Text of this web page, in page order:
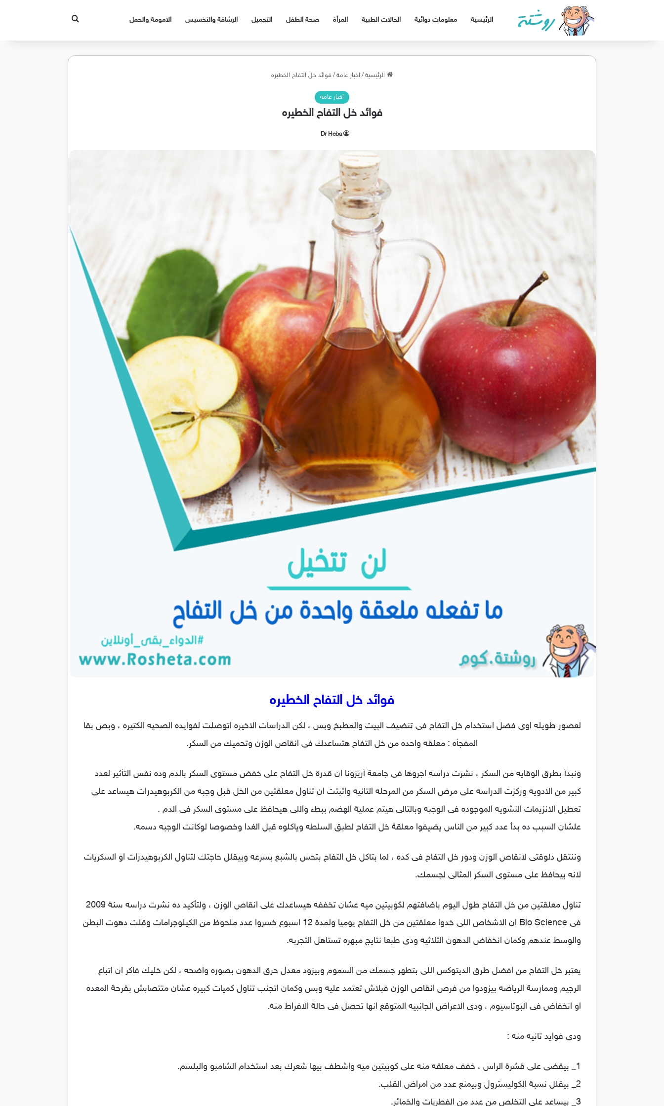
الرئيسية معلومات دوائية الحالات الطبية المرأة صحة الطفل التجميل الرشاقة والتخسيس الامومة والحمل
الرئيسية/ اخبار عامة/فوائد خل التفاح الخطيره
اخبار عامة
فوائد خل التفاح الخطيره
Dr Heba
فوائد خل التفاح الخطيره
لعصور طويله اوى فضل استخدام خل التفاح فى تنضيف البيت والمطبخ وبس ، لكن الدراسات الاخيره اتوصلت لفوايده الصحيه الكتيره ، وبص بقا
المفجأه : معلقه واحده من خل التفاح هتساعدك فى انقاص الوزن وتحميك من السكر.
ونبدأ بطرق الوقايه من السكر ، نشرت دراسه اجروها فى جامعة أريزونا ان قدرة خل التفاح على خفض مستوى السكر بالدم وده نفس التأثير لعدد
كبير من الادويه وركزت الدراسه على مرض السكر من المرحله التانيه واثبتت ان تناول معلقتين من الخل قبل وجبه من الكربوهيدرات هيساعد على
تعطيل الانزيمات النشويه الموجوده فى الوجبه وبالتالى هيتم عملية الهضم ببطء واللى هيحافظ على مستوى السكر فى الدم .
علشان السبب ده بدأ عدد كبير من الناس يضيفوا معلقة خل التفاح لطبق السلطه وياكلوه قبل الغدا وخصوصا لوكانت الوجبه دسمه.
وننتقل دلوقتى لانقاص الوزن ودور خل التفاح فى كده ، لما بتاكل خل التفاح بتحس بالشبع بسرعه وبيقلل حاجتك لتناول الكربوهيدرات او السكريات
لانه بيحافظ على مستوى السكر المثالى لجسمك.
تناول معلقتين من خل التفاح طول اليوم باضافتهم لكوبيتين ميه عشان تخففه هيساعدك على انقاص الوزن ، ولتأكيد ده نشرت دراسه سنة 2009
فى Bio Science ان الاشخاص اللى خدوا معلقتين من خل التفاح يوميا ولمدة 12 اسبوع خسروا عدد ملحوظ من الكيلوجرامات وقلت دهوت البطن
والوسط عندهم وكمان انخفاض الدهون الثلاثيه ودى طبعا نتايج مبهره تستاهل التجربه.
يعتبر خل التفاح من افضل طرق الديتوكس اللى بتطهر جسمك من السموم وبيزود معدل حرق الدهون بصوره واضحه ، لكن خليك فاكر ان اتباع
الرجيم وممارسة الرياضه بيزودوا من فرص انقاص الوزن فبلاش تعتمد عليه وبس وكمان اتجنب تناول كميات كبيره عشان متتصابش بقرحة المعده
او انخفاض فى البوتاسيوم ، ودى الاعراض الجانبيه المتوقع انها تحصل فى حالة الافراط منه.
ودى فوايد تانيه منه :
1_ بيقضى على قشرة الراس ، خفف معلقه منه على كوبيتين ميه واشطف بيها شعرك بعد استخدام الشامبو والبلسم.
2_ بيقلل نسبة الكوليسترول وبيمنع عدد من امراض القلب.
3_ بيساعد على التخلص من عدد من الفطريات والخمائر.